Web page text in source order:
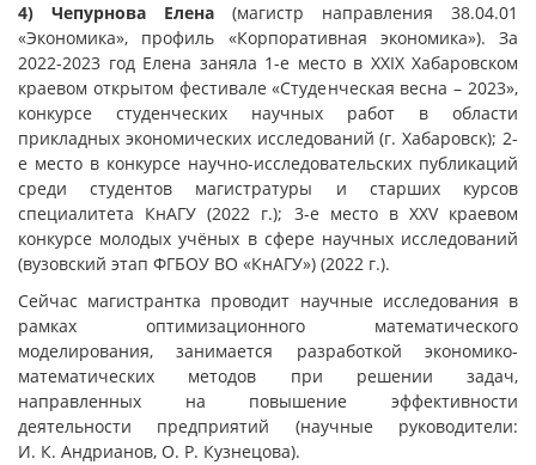
4) Чепурнова Елена (магистр направления 38.04.01
«Экономика», профиль «Корпоративная экономика»). За
2022-2023 год Елена заняла 1-е место в XXIX Хабаровском
краевом открытом фестивале «Студенческая весна – 2023»,
конкурсе студенческих научных работ в области
прикладных экономических исследований (г. Хабаровск); 2-
е место в конкурсе научно-исследовательских публикаций
среди студентов магистратуры и старших курсов
специалитета КнАГУ (2022 г.); 3-е место в XXV краевом
конкурсе молодых учёных в сфере научных исследований
(вузовский этап ФГБОУ ВО «КнАГУ») (2022 г.).
Сейчас магистрантка проводит научные исследования в
рамках оптимизационного математического
моделирования, занимается разработкой экономико-
математических методов при решении задач,
направленных на повышение эффективности
деятельности предприятий (научные руководители:
И. К. Андрианов, О. Р. Кузнецова).